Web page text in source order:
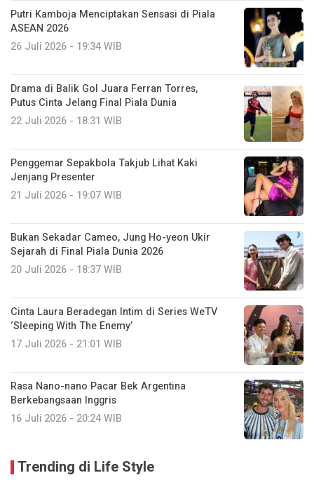
Putri Kamboja Menciptakan Sensasi di Piala
ASEAN 2026
26 Juli 2026 - 19:34 WIB
Drama di Balik Gol Juara Ferran Torres,
Putus Cinta Jelang Final Piala Dunia
22 Juli 2026 - 18:31 WIB
Penggemar Sepakbola Takjub Lihat Kaki
Jenjang Presenter
21 Juli 2026 - 19:07 WIB
Bukan Sekadar Cameo, Jung Ho-yeon Ukir
Sejarah di Final Piala Dunia 2026
20 Juli 2026 - 18:37 WIB
Cinta Laura Beradegan Intim di Series WeTV
‘Sleeping With The Enemy’
17 Juli 2026 - 21:01 WIB
Rasa Nano-nano Pacar Bek Argentina
Berkebangsaan Inggris
16 Juli 2026 - 20:24 WIB
Trending di Life Style